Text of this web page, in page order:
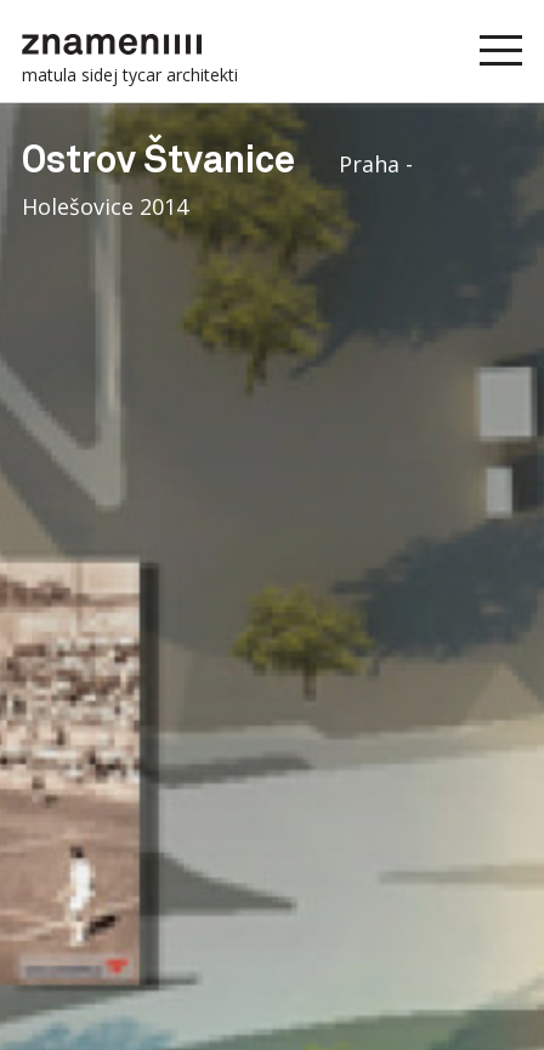
matula sidej tycar architekti
Ostrov Štvanice
Praha -
Holešovice 2014